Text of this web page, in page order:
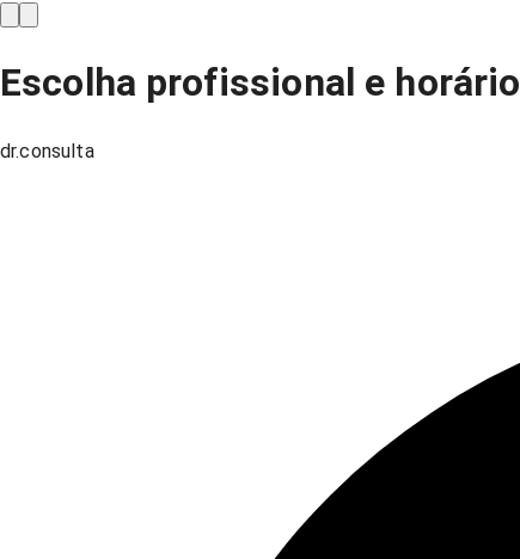
Escolha profissional e horário
dr.consulta